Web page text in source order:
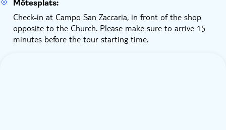
Mötesplats:
Check-in at Campo San Zaccaria, in front of the shop
opposite to the Church. Please make sure to arrive 15
minutes before the tour starting time.